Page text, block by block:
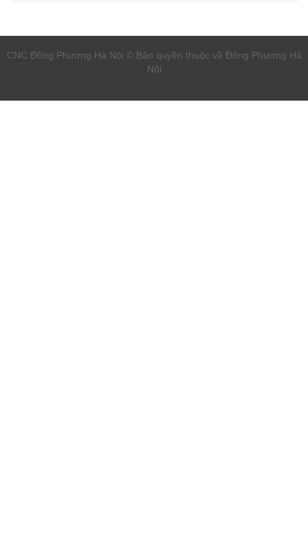
CNC Đông Phương Hà Nội © Bản quyền thuộc về Đông Phương Hà
Nội